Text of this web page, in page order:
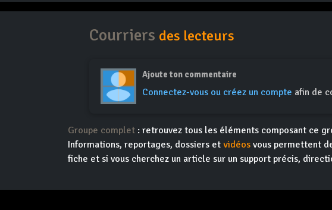
Courriers des lecteurs
Ajoute ton commentaire
Connectez-vous ou créez un compte afin de
Groupe complet : retrouvez tous les éléments composant ce
Informations, reportages, dossiers et vidéos vous permettent
fiche et si vous cherchez un article sur un support précis,